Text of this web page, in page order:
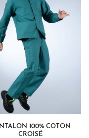
100% COTON
CROISÉ